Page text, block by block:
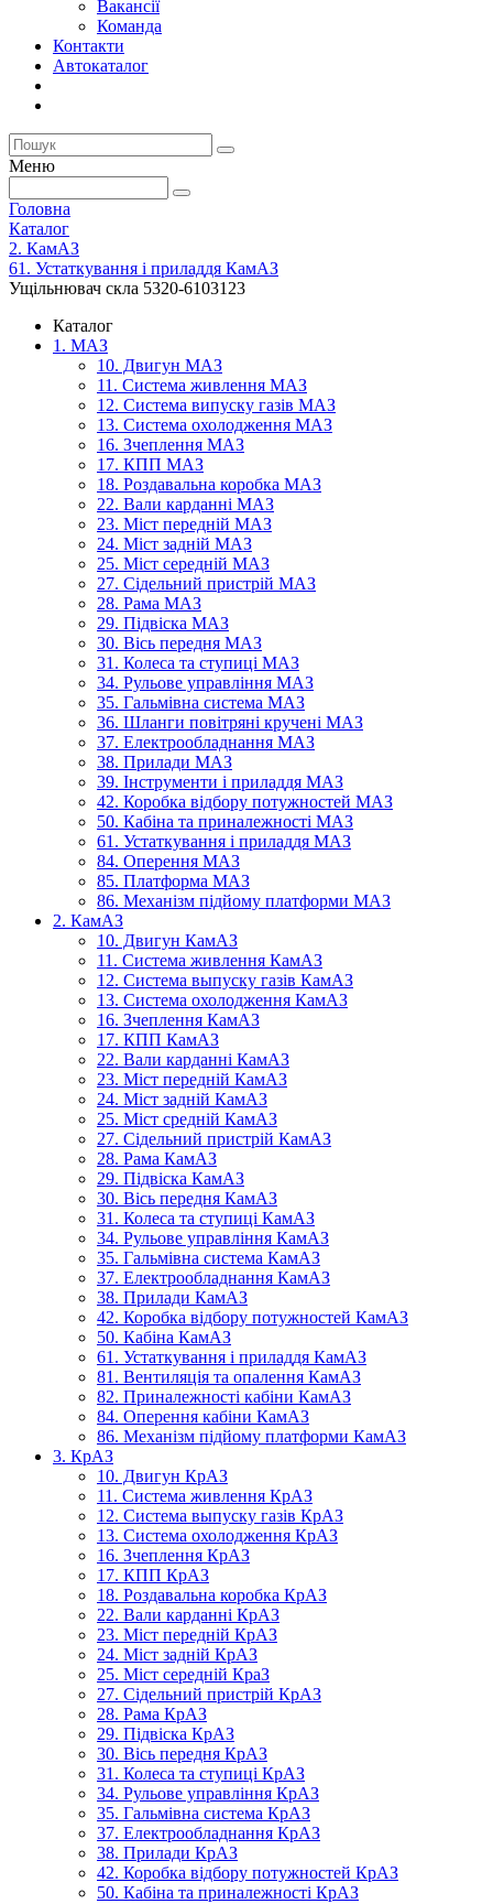
Вакансії
Команда
Контакти
Автокаталог
Меню
Головна
Каталог
2. КамАЗ
61. Устаткування і приладдя КамАЗ
Ущільнювач скла 5320-6103123
Каталог
1. МАЗ
10. Двигун МАЗ
11. Система живлення МАЗ
12. Система випуску газів МАЗ
13. Система охолодження МАЗ
16. Зчеплення МАЗ
17. КПП МАЗ
18. Роздавальна коробка МАЗ
22. Вали карданні МАЗ
23. Міст передній МАЗ
24. Міст задній МАЗ
25. Міст середній МАЗ
27. Сідельний пристрій МАЗ
28. Рама МАЗ
29. Підвіска МАЗ
30. Вісь передня МАЗ
31. Колеса та ступиці МАЗ
34. Рульове управління МАЗ
35. Гальмівна система МАЗ
36. Шланги повітряні кручені МАЗ
37. Електрообладнання МАЗ
38. Прилади МАЗ
39. Інструменти і приладдя МАЗ
42. Коробка відбору потужностей МАЗ
50. Кабіна та приналежності МАЗ
61. Устаткування і приладдя МАЗ
84. Оперення МАЗ
85. Платформа МАЗ
86. Механізм підйому платформи МАЗ
2. КамАЗ
10. Двигун КамАЗ
11. Система живлення КамАЗ
12. Система выпуску газів КамАЗ
13. Система охолодження КамАЗ
16. Зчеплення КамАЗ
17. КПП КамАЗ
22. Вали карданні КамАЗ
23. Міст передній КамАЗ
24. Міст задній КамАЗ
25. Міст средній КамАЗ
27. Сідельний пристрій КамАЗ
28. Рама КамАЗ
29. Підвіска КамАЗ
30. Вісь передня КамАЗ
31. Колеса та ступиці КамАЗ
34. Рульове управління КамАЗ
35. Гальмівна система КамАЗ
37. Електрообладнання КамАЗ
38. Прилади КамАЗ
42. Коробка відбору потужностей КамАЗ
50. Кабіна КамАЗ
61. Устаткування і приладдя КамАЗ
81. Вентиляція та опалення КамАЗ
82. Приналежності кабіни КамАЗ
84. Оперення кабіни КамАЗ
86. Механізм підйому платформи КамАЗ
3. КрАЗ
10. Двигун КрАЗ
11. Система живлення КрАЗ
12. Система выпуску газів КрАЗ
13. Система охолодження КрАЗ
16. Зчеплення КрАЗ
17. КПП КрАЗ
18. Роздавальна коробка КрАЗ
22. Вали карданні КрАЗ
23. Міст передній КрАЗ
24. Міст задній КрАЗ
25. Міст середній КраЗ
27. Сідельний пристрій КрАЗ
28. Рама КрАЗ
29. Підвіска КрАЗ
30. Вісь передня КрАЗ
31. Колеса та ступиці КрАЗ
34. Рульове управління КрАЗ
35. Гальмівна система КрАЗ
37. Електрообладнання КрАЗ
38. Прилади КрАЗ
42. Коробка відбору потужностей КрАЗ
50. Кабіна та приналежності КрАЗ